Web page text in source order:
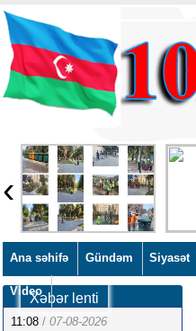
‹
Ana səhifə Gündəm Siyasət
VideoXəbər lenti
11:08 / 07-08-2026